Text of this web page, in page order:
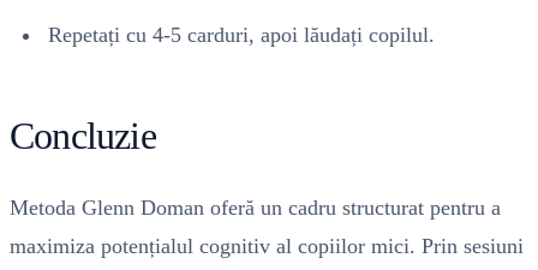
Repetați cu 4-5 carduri, apoi lăudați copilul.
Concluzie
Metoda Glenn Doman oferă un cadru structurat pentru a
maximiza potențialul cognitiv al copiilor mici. Prin sesiuni